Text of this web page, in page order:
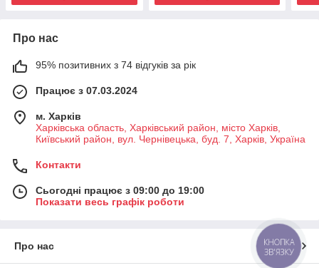
Про нас
95% позитивних з 74 відгуків за рік
Працює з 07.03.2024
м. Харків
Харківська область, Харківський район, місто Харків,
Київський район, вул. Чернівецька, буд. 7, Харків, Україна
Контакти
Сьогодні працює з 09:00 до 19:00
Показати весь графік роботи
Про нас
КНОПКА
ЗВ'ЯЗКУ